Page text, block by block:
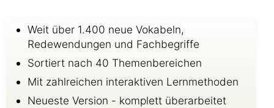
Weit über 1.400 neue Vokabeln,
Redewendungen und Fachbegriffe
Sortiert nach 40 Themenbereichen
Mit zahlreichen interaktiven Lernmethoden
Neueste Version - komplett überarbeitet